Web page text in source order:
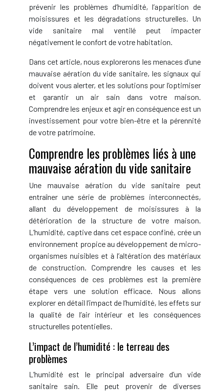
prévenir les problèmes d’humidité, l’apparition de
moisissures et les dégradations structurelles. Un
vide sanitaire mal ventilé peut impacter
négativement le confort de votre habitation.
Dans cet article, nous explorerons les menaces d’une
mauvaise aération du vide sanitaire, les signaux qui
doivent vous alerter, et les solutions pour l’optimiser
et garantir un air sain dans votre maison.
Comprendre les enjeux et agir en conséquence est un
investissement pour votre bien-être et la pérennité
de votre patrimoine.
Comprendre les problèmes liés à une
mauvaise aération du vide sanitaire
Une mauvaise aération du vide sanitaire peut
entraîner une série de problèmes interconnectés,
allant du développement de moisissures à la
détérioration de la structure de votre maison.
L’humidité, captive dans cet espace confiné, crée un
environnement propice au développement de micro-
organismes nuisibles et à l’altération des matériaux
de construction. Comprendre les causes et les
conséquences de ces problèmes est la première
étape vers une solution efficace. Nous allons
explorer en détail l’impact de l’humidité, les effets sur
la qualité de l’air intérieur et les conséquences
structurelles potentielles.
L’impact de l’humidité : le terreau des
problèmes
L’humidité est le principal adversaire d’un vide
sanitaire sain. Elle peut provenir de diverses